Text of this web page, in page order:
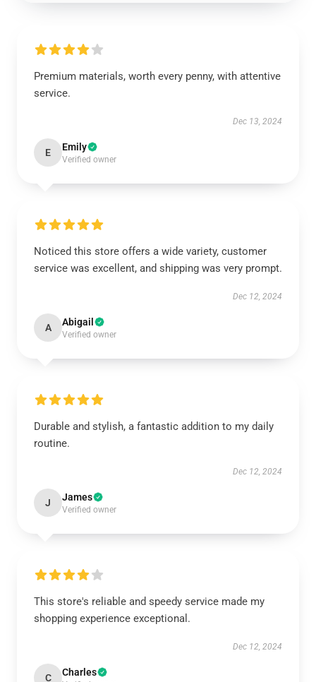
Premium materials, worth every penny, with attentive
service.
Dec 13, 2024
E Emily
Verified owner
Noticed this store offers a wide variety, customer
service was excellent, and shipping was very prompt.
Dec 12, 2024
A Abigail
Verified owner
Durable and stylish, a fantastic addition to my daily
routine.
Dec 12, 2024
J James
Verified owner
This store's reliable and speedy service made my
shopping experience exceptional.
Dec 12, 2024
C Charles